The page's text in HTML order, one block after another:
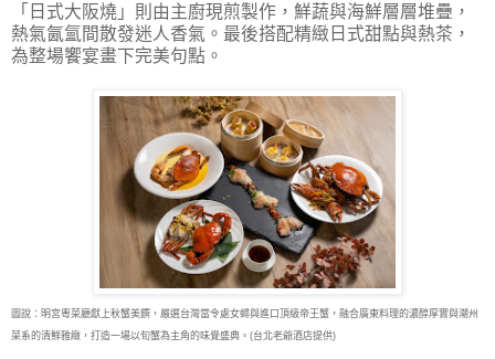
「日式大阪燒」則由主廚現煎製作，鮮蔬與海鮮層層堆疊，
熱氣氤氳間散發迷人香氣。最後搭配精緻日式甜點與熱茶，
為整場饗宴畫下完美句點。
圖說：明宮粵菜廳獻上秋蟹美饌，嚴選台灣當令處女蟳與進口頂級帝王蟹，融合廣東料理的濃醇厚實與潮州
菜系的清鮮雅緻，打造一場以旬蟹為主角的味覺盛典。(台北老爺酒店提供)